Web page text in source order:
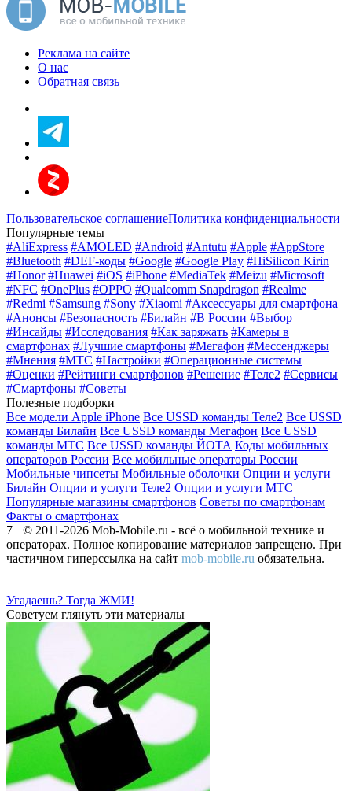
Реклама на сайте
О нас
Обратная связь
Пользовательское соглашениеПолитика конфиденциальности
Популярные темы
#AliExpress #AMOLED #Android #Antutu #Apple #AppStore
#Bluetooth #DEF-коды #Google #Google Play #HiSilicon Kirin
#Honor #Huawei #iOS #iPhone #MediaTek #Meizu #Microsoft
#NFC #OnePlus #OPPO #Qualcomm Snapdragon #Realme
#Redmi #Samsung #Sony #Xiaomi #Аксессуары для смартфона
#Анонсы #Безопасность #Билайн #В России #Выбор
#Инсайды #Исследования #Как заряжать #Камеры в
смартфонах #Лучшие смартфоны #Мегафон #Мессенджеры
#Мнения #МТС #Настройки #Операционные системы
#Оценки #Рейтинги смартфонов #Решение #Теле2 #Сервисы
#Смартфоны #Советы
Полезные подборки
Все модели Apple iPhone Все USSD команды Теле2 Все USSD
команды Билайн Все USSD команды Мегафон Все USSD
команды МТС Все USSD команды ЙОТА Коды мобильных
операторов России Все мобильные операторы России
Мобильные чипсеты Мобильные оболочки Опции и услуги
Билайн Опции и услуги Теле2 Опции и услуги МТС
Популярные магазины смартфонов Советы по смартфонам
Факты о смартфонах
7+ © 2011-2026 Mob-Mobile.ru - всё о мобильной технике и
операторах. Полное копирование материалов запрещено. При
частичном гиперссылка на сайт mob-mobile.ru обязательна.
Угадаешь? Тогда ЖМИ!
Советуем глянуть эти материалы